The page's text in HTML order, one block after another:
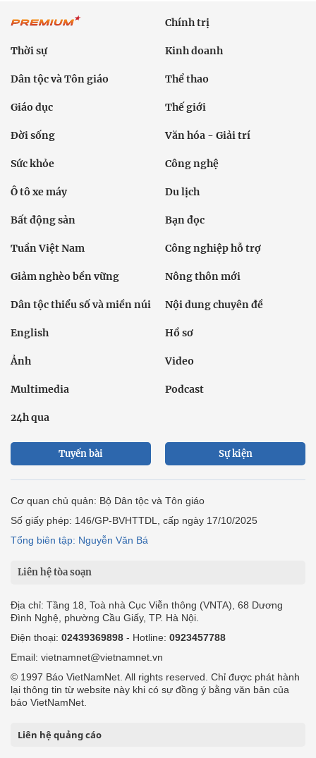
Chính trị
Thời sự Kinh doanh
Dân tộc và Tôn giáo Thể thao
Giáo dục Thế giới
Đời sống Văn hóa - Giải trí
Sức khỏe Công nghệ
Ô tô xe máy Du lịch
Bất động sản Bạn đọc
Tuần Việt Nam Công nghiệp hỗ trợ
Giảm nghèo bền vững Nông thôn mới
Dân tộc thiểu số và miền núi Nội dung chuyên đề
English Hồ sơ
Ảnh Video
Multimedia Podcast
24h qua
Tuyến bài Sự kiện
Cơ quan chủ quản: Bộ Dân tộc và Tôn giáo
Số giấy phép: 146/GP-BVHTTDL, cấp ngày 17/10/2025
Tổng biên tập: Nguyễn Văn Bá
Liên hệ tòa soạn
Địa chỉ: Tầng 18, Toà nhà Cục Viễn thông (VNTA), 68 Dương
Đình Nghệ, phường Cầu Giấy, TP. Hà Nội.
Điện thoại: 02439369898 - Hotline: 0923457788
Email: vietnamnet@vietnamnet.vn
© 1997 Báo VietNamNet. All rights reserved. Chỉ được phát hành
lại thông tin từ website này khi có sự đồng ý bằng văn bản của
báo VietNamNet.
Liên hệ quảng cáo